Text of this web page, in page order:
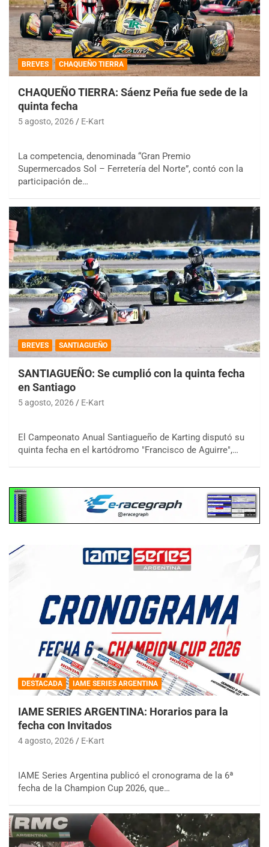
BREVES CHAQUEÑO TIERRA
CHAQUEÑO TIERRA: Sáenz Peña fue sede de la
quinta fecha
5 agosto, 2026 E-Kart
La competencia, denominada “Gran Premio
Supermercados Sol – Ferretería del Norte”, contó con la
participación de…
BREVES SANTIAGUEÑO
SANTIAGUEÑO: Se cumplió con la quinta fecha
en Santiago
5 agosto, 2026 E-Kart
El Campeonato Anual Santiagueño de Karting disputó su
quinta fecha en el kartódromo "Francisco de Aguirre",…
DESTACADA IAME SERIES ARGENTINA
IAME SERIES ARGENTINA: Horarios para la
fecha con Invitados
4 agosto, 2026 E-Kart
IAME Series Argentina publicó el cronograma de la 6ª
fecha de la Champion Cup 2026, que…